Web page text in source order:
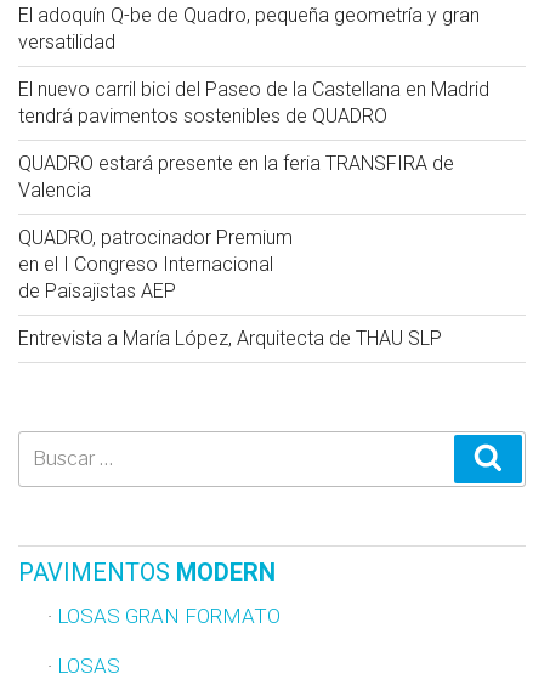
El adoquín Q-be de Quadro, pequeña geometría y gran
versatilidad
El nuevo carril bici del Paseo de la Castellana en Madrid
tendrá pavimentos sostenibles de QUADRO
QUADRO estará presente en la feria TRANSFIRA de
Valencia
QUADRO, patrocinador Premium
en el I Congreso Internacional
de Paisajistas AEP
Entrevista a María López, Arquitecta de THAU SLP
por:
PAVIMENTOS MODERN
LOSAS GRAN FORMATO
LOSAS